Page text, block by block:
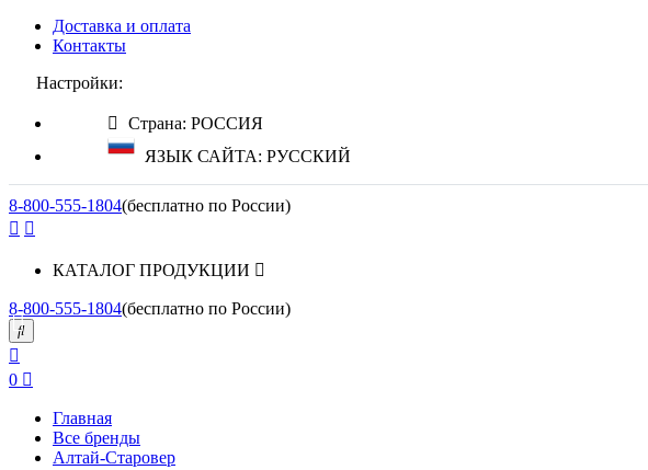
Доставка и оплата
Контакты
Настройки:
Страна: РОССИЯ
ЯЗЫК САЙТА: РУССКИЙ
8-800-555-1804(бесплатно по России)
КАТАЛОГ ПРОДУКЦИИ
8-800-555-1804(бесплатно по России)
0
Главная
Все бренды
Алтай-Старовер